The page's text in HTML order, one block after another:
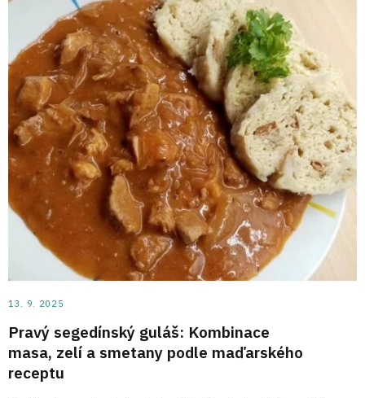
13. 9. 2025
Pravý segedínský guláš: Kombinace
masa, zelí a smetany podle maďarského
receptu